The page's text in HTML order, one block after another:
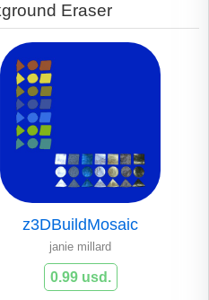
Eraser
z3DBuildMosaic
janie millard
0.99 usd.